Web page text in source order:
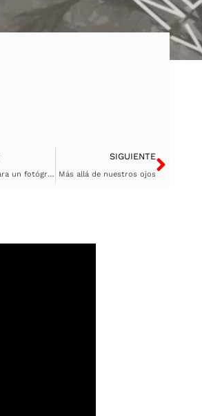
Consejos para un fotógrafo de eventos – Parte II
SIGUIENTE
Más allá de nuestros ojos